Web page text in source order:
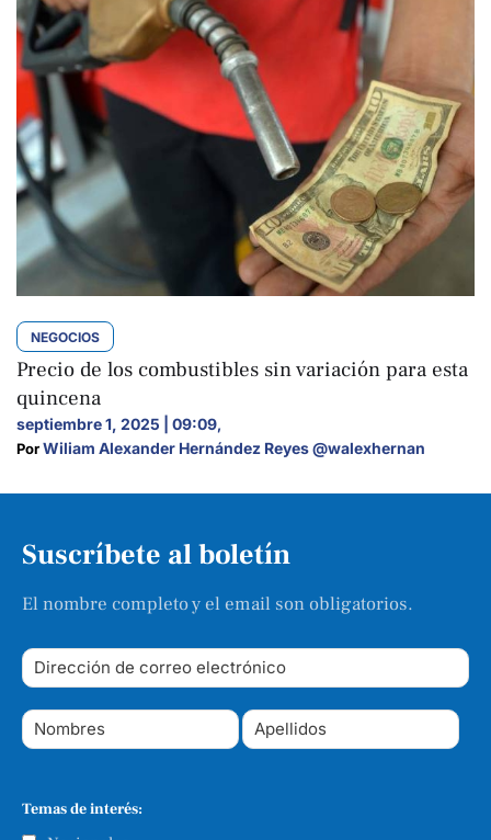
NEGOCIOS
Precio de los combustibles sin variación para esta
quincena
septiembre 1, 2025 | 09:09,
Por Wiliam Alexander Hernández Reyes @walexhernan
Suscríbete al boletín
El nombre completo y el email son obligatorios.
Temas de interés: